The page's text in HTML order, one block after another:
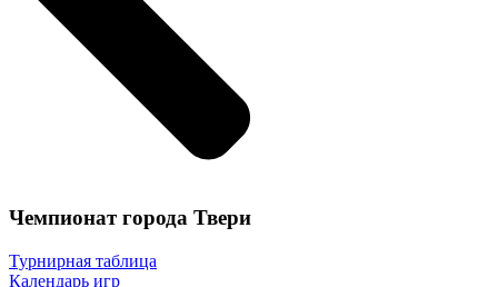
Чемпионат города Твери
Турнирная таблица
Календарь игр